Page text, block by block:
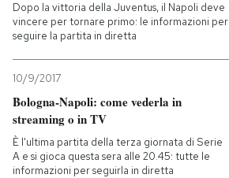
Cultura
Economia
Europa
PODCAST
Dopo la vittoria della Juventus, il Napoli deve
vincere per tornare primo: le informazioni per
seguire la partita in diretta
10/9/2017
Bologna-Napoli: come vederla in
streaming o in TV
È l'ultima partita della terza giornata di Serie
A e si gioca questa sera alle 20.45: tutte le
informazioni per seguirla in diretta